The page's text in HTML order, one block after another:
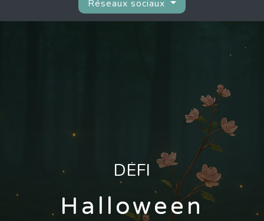
Réseaux sociaux
DÉFI
Halloween